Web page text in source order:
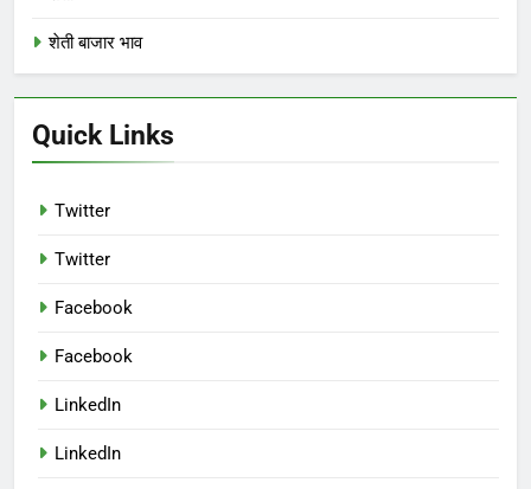
शेती बाजार भाव
Quick Links
Twitter
Twitter
Facebook
Facebook
LinkedIn
LinkedIn